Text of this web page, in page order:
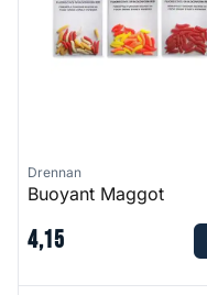
Drennan
Buoyant Maggot
4,15